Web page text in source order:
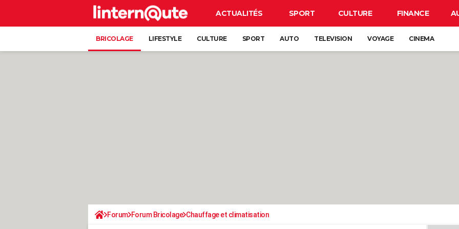
ACTUALITÉS SPORT CULTURE FINANCE
BRICOLAGE LIFESTYLE CULTURE SPORT AUTO TELEVISION VOYAGE CINEMA
Forum Forum Bricolage Chauffage et climatisation